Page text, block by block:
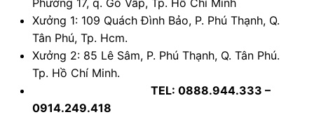
Xưởng 1: 109 Quách Đình Bảo, P. Phú Thạnh, Q.
Tân Phú, Tp. Hcm.
Xưởng 2: 85 Lê Sâm, P. Phú Thạnh, Q. Tân Phú.
Tp. Hồ Chí Minh.
TEL: 0888.944.333 –
0914.249.418